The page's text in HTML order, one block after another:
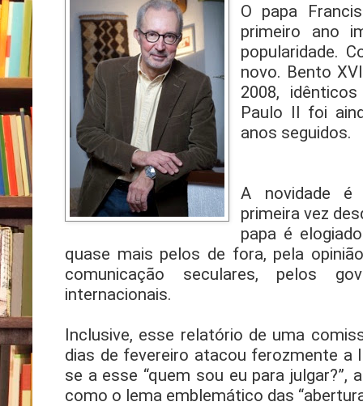
O papa
primeiro ano
popularidade.
novo. Bento
2008,
Paulo II foi
anos seguidos.
A novidade é
primeira vez
papa é
quase mais pelos de fora, pela
comunicação seculares, pelos
internacionais.
Inclusive, esse relatório de uma
dias de fevereiro atacou ferozmente a
se a esse “quem sou eu para julgar?”,
como o lema emblemático das